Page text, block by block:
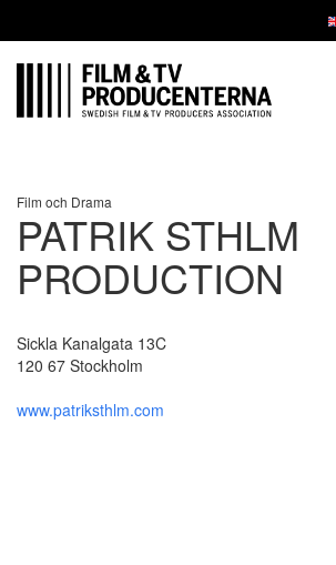
Film och Drama
PATRIK STHLM
PRODUCTION
Sickla Kanalgata 13C
120 67 Stockholm
www.patriksthlm.com